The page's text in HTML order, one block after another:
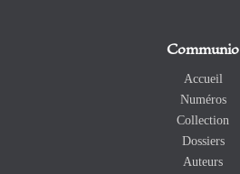
Communio
Accueil
Numéros
Collection
Dossiers
Auteurs